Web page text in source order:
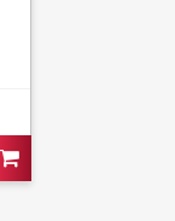
buy car